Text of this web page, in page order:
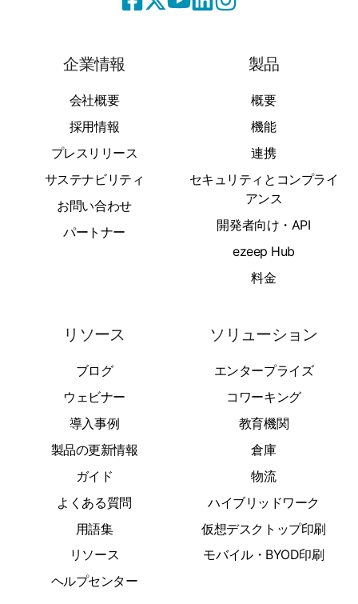
企業情報
会社概要
採用情報
プレスリリース
サステナビリティ
お問い合わせ
パートナー
製品
概要
機能
連携
セキュリティとコンプライ
アンス
開発者向け・API
ezeep Hub
料金
リソース
ブログ
ウェビナー
導入事例
製品の更新情報
ガイド
よくある質問
用語集
リソース
ヘルプセンター
ソリューション
エンタープライズ
コワーキング
教育機関
倉庫
物流
ハイブリッドワーク
仮想デスクトップ印刷
モバイル・BYOD印刷